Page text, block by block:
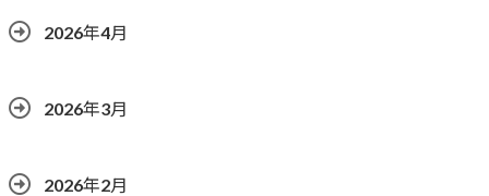
2026年4月
2026年3月
2026年2月